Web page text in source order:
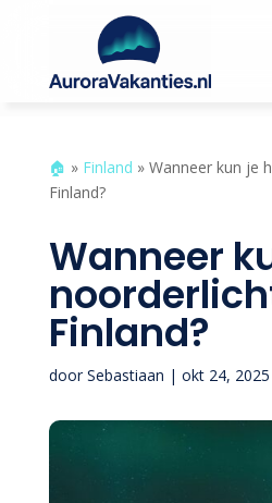
🏠︎ » Finland » Wanneer kun je
Finland?
Wanneer
Finland?
doorSebastiaan | okt 24, 2025